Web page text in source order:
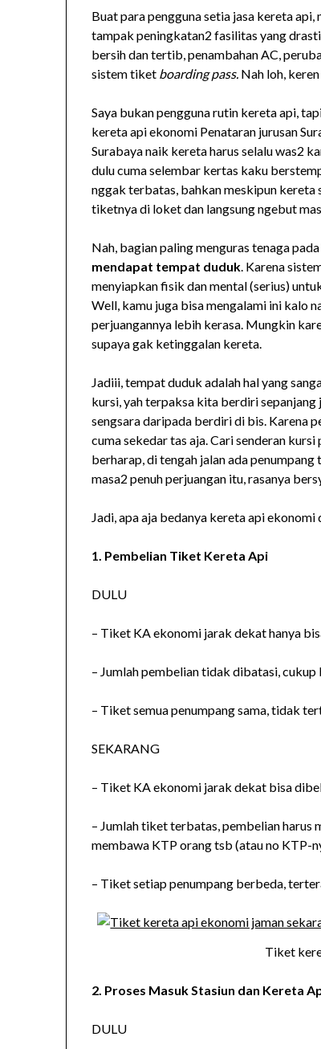
Buat para pengguna setia jasa kereta
tampak peningkatan2 fasilitas yang
bersih dan tertib, penambahan AC,
sistem tiket boarding pass. Nah loh,
Saya bukan pengguna rutin kereta api,
kereta api ekonomi Penataran jurusan
Surabaya naik kereta harus selalu was2
dulu cuma selembar kertas kaku
nggak terbatas, bahkan meskipun kereta
tiketnya di loket dan langsung ngebut
Nah, bagian paling menguras tenaga
mendapat tempat duduk. Karena
menyiapkan fisik dan mental (serius)
Well, kamu juga bisa mengalami ini kalo
perjuangannya lebih kerasa. Mungkin
supaya gak ketinggalan kereta.
Jadiii, tempat duduk adalah hal yang
kursi, yah terpaksa kita berdiri
sengsara daripada berdiri di bis. Karena
cuma sekedar tas aja. Cari senderan
berharap, di tengah jalan ada
masa2 penuh perjuangan itu, rasanya
Jadi, apa aja bedanya kereta api ekonomi
1. Pembelian Tiket Kereta Api
DULU
– Tiket KA ekonomi jarak dekat hanya
– Jumlah pembelian tidak dibatasi,
– Tiket semua penumpang sama, tidak
SEKARANG
– Tiket KA ekonomi jarak dekat bisa
– Jumlah tiket terbatas, pembelian harus
membawa KTP orang tsb (atau no KTP-
– Tiket setiap penumpang berbeda,
Tiket
2. Proses Masuk Stasiun dan Kereta
DULU